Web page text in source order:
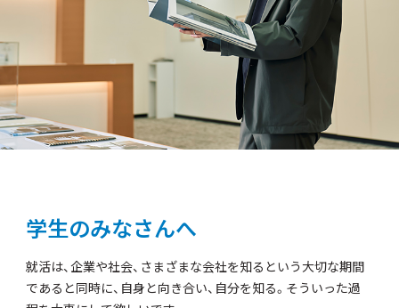
学生のみなさんへ
就活は、企業や社会、さまざまな会社を知るという大切な期間
であると同時に、自身と向き合い、自分を知る。そういった過